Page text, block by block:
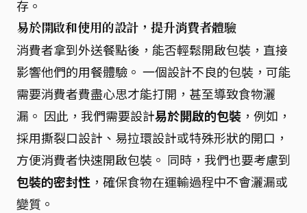
存。
易於開啟和使用的設計，提升消費者體驗
消費者拿到外送餐點後，能否輕鬆開啟包裝，直接
影響他們的用餐體驗。 一個設計不良的包裝，可能
需要消費者費盡心思才能打開，甚至導致食物灑
漏。 因此，我們需要設計易於開啟的包裝 ，例如，
採用撕裂口設計、易拉環設計或特殊形狀的開口，
方便消費者快速開啟包裝。 同時，我們也要考慮到
包裝的密封性 ，確保食物在運輸過程中不會灑漏或
變質。